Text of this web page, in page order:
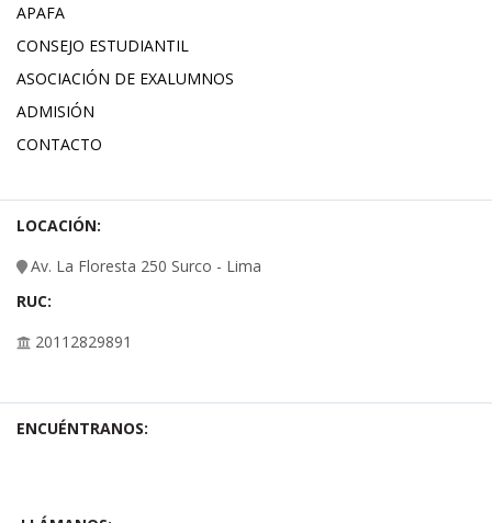
APAFA
CONSEJO ESTUDIANTIL
ASOCIACIÓN DE EXALUMNOS
ADMISIÓN
CONTACTO
LOCACIÓN:
Av. La Floresta 250 Surco - Lima
RUC:
20112829891
ENCUÉNTRANOS: